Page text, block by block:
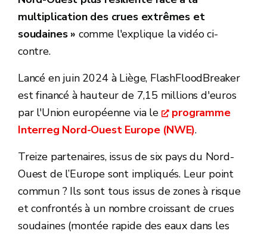
multiplication des crues extrêmes et
soudaines » comme l'explique la vidéo ci-
contre.
Lancé en juin 2024 à Liège, FlashFloodBreaker
est financé à hauteur de 7,15 millions d'euros
par l'Union européenne via le
programme
Interreg Nord-Ouest Europe (NWE).
Treize partenaires, issus de six pays du Nord-
Ouest de l’Europe sont impliqués. Leur point
commun ? Ils sont tous issus de zones à risque
et confrontés à un nombre croissant de crues
soudaines (montée rapide des eaux dans les